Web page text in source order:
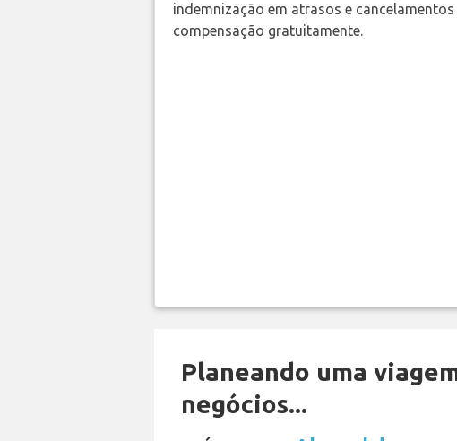
indemnização em atrasos e
compensação gratuitamente.
Planeando uma
negócios...